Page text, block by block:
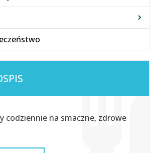
codziennie na smaczne, zdrowe